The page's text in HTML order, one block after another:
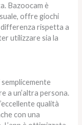
Bazoocam è
offre giochi
differenza rispetta a
utilizzare sia la
a un’altra persona.
qualità
con una